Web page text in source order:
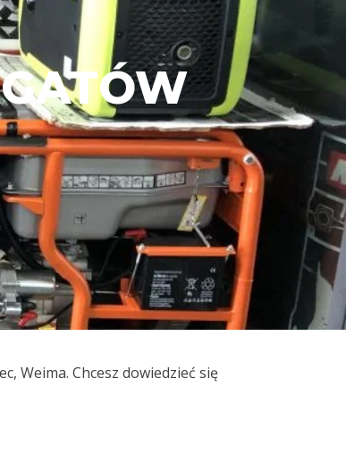
Weima. Chcesz dowiedzieć się